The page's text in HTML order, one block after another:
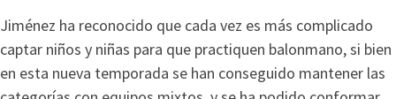
Jiménez ha reconocido que cada vez es más complicado
captar niños y niñas para que practiquen balonmano, si bien
en esta nueva temporada se han conseguido mantener las